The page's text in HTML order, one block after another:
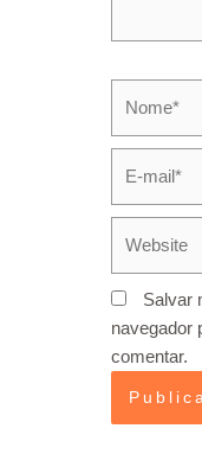
Salvar
navegador
comentar.